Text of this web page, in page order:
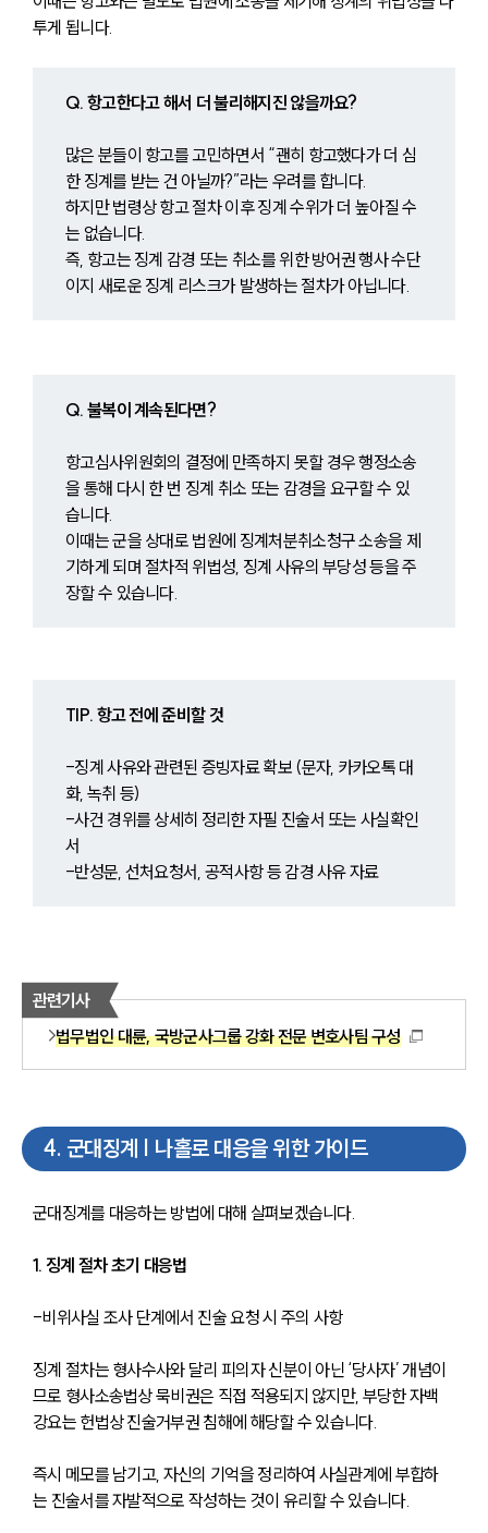
투게 됩니다.
Q. 항고한다고 해서 더 불리해지진 않을까요?
많은 분들이 항고를 고민하면서 “괜히 항고했다가 더 심
한 징계를 받는 건 아닐까?”라는 우려를 합니다.
하지만 법령상 항고 절차 이후 징계 수위가 더 높아질 수
는 없습니다.
즉, 항고는 징계 감경 또는 취소를 위한 방어권 행사 수단
이지 새로운 징계 리스크가 발생하는 절차가 아닙니다.
Q. 불복이 계속된다면?
항고심사위원회의 결정에 만족하지 못할 경우 행정소송
을 통해 다시 한 번 징계 취소 또는 감경을 요구할 수 있
습니다.
이때는 군을 상대로 법원에 징계처분취소청구 소송을 제
기하게 되며 절차적 위법성, 징계 사유의 부당성 등을 주
장할 수 있습니다.
TIP. 항고 전에 준비할 것
-징계 사유와 관련된 증빙자료 확보 (문자, 카카오톡 대
화, 녹취 등)
-사건 경위를 상세히 정리한 자필 진술서 또는 사실확인
서
-반성문, 선처요청서, 공적사항 등 감경 사유 자료
관련기사
법무법인 대륜, 국방군사그룹 강화 전문 변호사팀 구성
4. 군대징계 | 나홀로 대응을 위한 가이드
군대징계를 대응하는 방법에 대해 살펴보겠습니다.
1. 징계 절차 초기 대응법
-비위사실 조사 단계에서 진술 요청 시 주의 사항
징계 절차는 형사수사와 달리 피의자 신분이 아닌 ‘당사자’ 개념이
므로 형사소송법상 묵비권은 직접 적용되지 않지만, 부당한 자백
강요는 헌법상 진술거부권 침해에 해당할 수 있습니다.
즉시 메모를 남기고, 자신의 기억을 정리하여 사실관계에 부합하
는 진술서를 자발적으로 작성하는 것이 유리할 수 있습니다.